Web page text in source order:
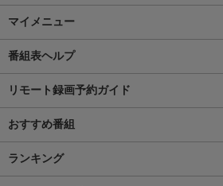
マイメニュー
番組表ヘルプ
リモート録画予約ガイド
おすすめ番組
ランキング